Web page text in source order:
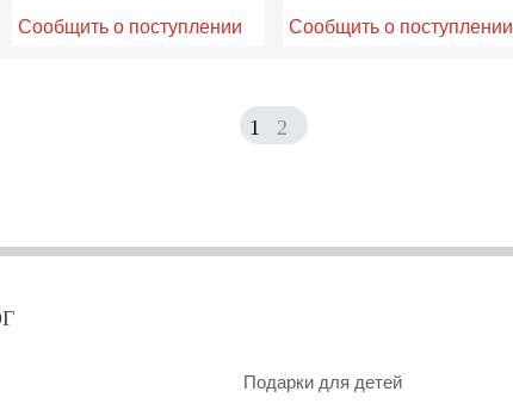
Сообщить о поступлении Сообщить о поступлении
1 2
Подарки для детей